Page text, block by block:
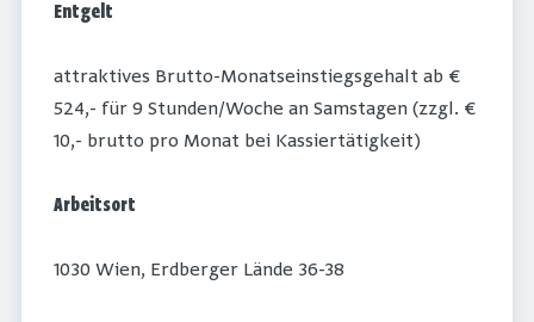
Entgelt
attraktives Brutto-Monatseinstiegsgehalt ab €
524,- für 9 Stunden/Woche an Samstagen (zzgl. €
10,- brutto pro Monat bei Kassiertätigkeit)
Arbeitsort
1030 Wien, Erdberger Lände 36-38